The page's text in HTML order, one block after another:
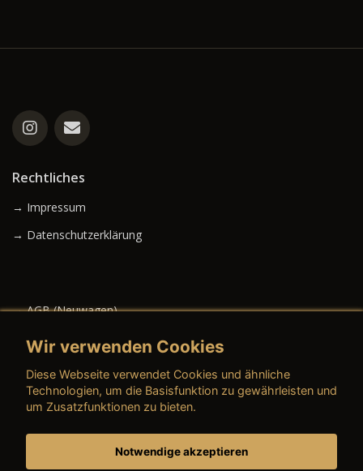
Rechtliches
→ Impressum
→ Datenschutzerklärung
→ AGB (Neuwagen)
→ AGB (Gebrauchtwagen)
→ AGB (Teile & Zubehör)
→ AGB (Dienstleistungen)
Wir verwenden Cookies
Diese Webseite verwendet Cookies und ähnliche
Technologien, um die Basisfunktion zu gewährleisten und
um Zusatzfunktionen zu bieten.
Notwendige akzeptieren